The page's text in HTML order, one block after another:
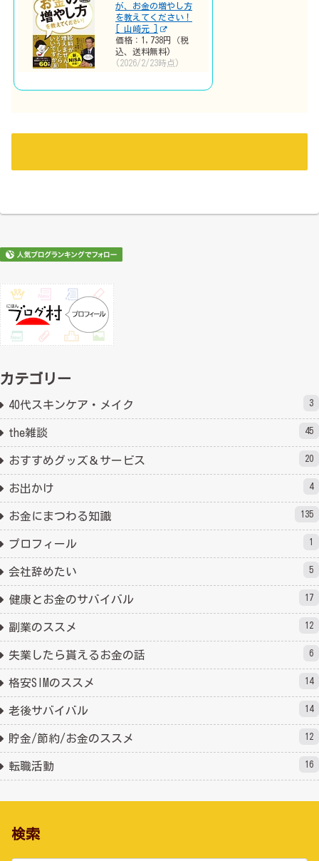
が、お金の増やし方
を教えてください！
[ 山崎元 ]
価格：1,738円（税
込、送料無料)
(2026/2/23時点)
カテゴリー
40代スキンケア・メイク 3
the雑談 45
おすすめグッズ＆サービス 20
お出かけ 4
お金にまつわる知識 135
プロフィール 1
会社辞めたい 5
健康とお金のサバイバル 17
副業のススメ 12
失業したら貰えるお金の話 6
格安SIMのススメ 14
老後サバイバル 14
貯金/節約/お金のススメ 12
転職活動 16
検索